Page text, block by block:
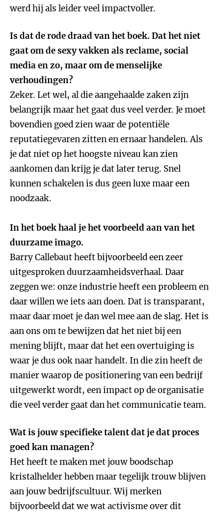
werd hij als leider veel impactvoller.
Is dat de rode draad van het boek. Dat het niet
gaat om de sexy vakken als reclame, social
media en zo, maar om de menselijke
verhoudingen?
Zeker. Let wel, al die aangehaalde zaken zijn
belangrijk maar het gaat dus veel verder. Je moet
bovendien goed zien waar de potentiële
reputatiegevaren zitten en ernaar handelen. Als
je dat niet op het hoogste niveau kan zien
aankomen dan krijg je dat later terug. Snel
kunnen schakelen is dus geen luxe maar een
noodzaak.
In het boek haal je het voorbeeld aan van het
duurzame imago.
Barry Callebaut heeft bijvoorbeeld een zeer
uitgesproken duurzaamheidsverhaal. Daar
zeggen we: onze industrie heeft een probleem en
daar willen we iets aan doen. Dat is transparant,
maar daar moet je dan wel mee aan de slag. Het is
aan ons om te bewijzen dat het niet bij een
mening blijft, maar dat het een overtuiging is
waar je dus ook naar handelt. In die zin heeft de
manier waarop de positionering van een bedrijf
uitgewerkt wordt, een impact op de organisatie
die veel verder gaat dan het communicatie team.
Wat is jouw specifieke talent dat je dat proces
goed kan managen?
Het heeft te maken met jouw boodschap
kristalhelder hebben maar tegelijk trouw blijven
aan jouw bedrijfscultuur. Wij merken
bijvoorbeeld dat we wat activisme over dit